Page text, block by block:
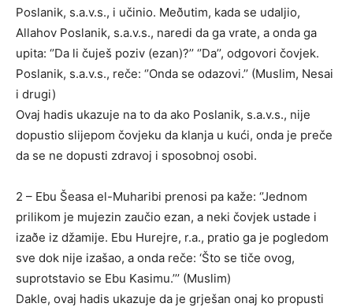
Poslanik, s.a.v.s., i učinio. Meðutim, kada se udaljio,
Allahov Poslanik, s.a.v.s., naredi da ga vrate, a onda ga
upita: ‘’Da li čuješ poziv (ezan)?’’ ‘’Da’’, odgovori čovjek.
Poslanik, s.a.v.s., reče: ‘’Onda se odazovi.’’ (Muslim, Nesai
i drugi)
Ovaj hadis ukazuje na to da ako Poslanik, s.a.v.s., nije
dopustio slijepom čovjeku da klanja u kući, onda je preče
da se ne dopusti zdravoj i sposobnoj osobi.
2 – Ebu Šeasa el-Muharibi prenosi pa kaže: ‘’Jednom
prilikom je mujezin zaučio ezan, a neki čovjek ustade i
izaðe iz džamije. Ebu Hurejre, r.a., pratio ga je pogledom
sve dok nije izašao, a onda reče: ‘Što se tiče ovog,
suprotstavio se Ebu Kasimu.’’’ (Muslim)
Dakle, ovaj hadis ukazuje da je grješan onaj ko propusti